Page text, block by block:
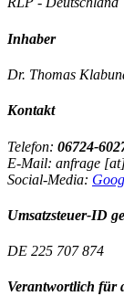
Inhaber
Dr. Thomas
Kontakt
Telefon: 06724-
E-Mail: anfrage
Social-Media:
Umsatzsteuer-ID
DE 225 707 874
Verantwortlich für